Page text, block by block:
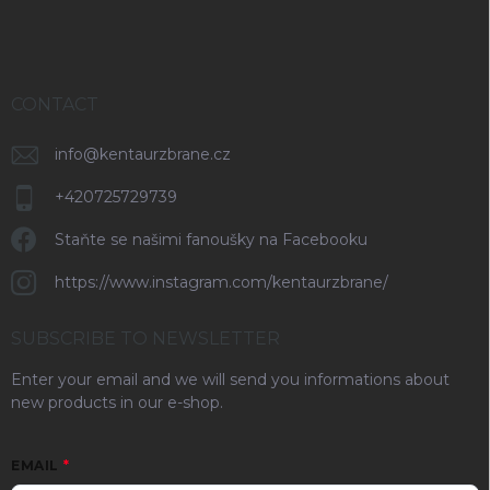
CONTACT
info@kentaurzbrane.cz
+420725729739
Staňte se našimi fanoušky na Facebooku
https://www.instagram.com/kentaurzbrane/
SUBSCRIBE TO NEWSLETTER
Enter your email and we will send you informations about
new products in our e-shop.
EMAIL